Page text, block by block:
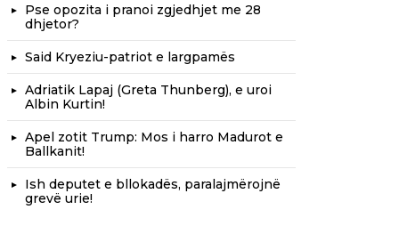
Pse opozita i pranoi zgjedhjet me 28
dhjetor?
Said Kryeziu-patriot e largpamës
Adriatik Lapaj (Greta Thunberg), e uroi
Albin Kurtin!
Apel zotit Trump: Mos i harro Madurot e
Ballkanit!
Ish deputet e bllokadës, paralajmërojnë
grevë urie!